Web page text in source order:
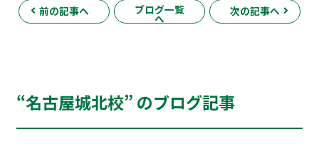
前の記事へ ブログ一覧
へ
次の記事へ
“名古屋城北校” のブログ記事